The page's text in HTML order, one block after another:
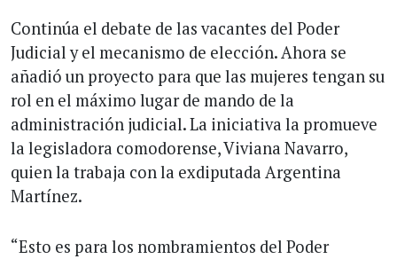
Continúa el debate de las vacantes del Poder
Judicial y el mecanismo de elección. Ahora se
añadió un proyecto para que las mujeres tengan su
rol en el máximo lugar de mando de la
administración judicial. La iniciativa la promueve
la legisladora comodorense, Viviana Navarro,
quien la trabaja con la exdiputada Argentina
Martínez.
“Esto es para los nombramientos del Poder